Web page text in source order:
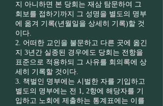
지 아니하면 본 당회는 재삼 탐문하여 그
회보를 접하기까지 그 성명을 별도의 명부
에 옮겨 기록(년월일을 상세히 기록)할 것
이다.
2. 어떠한 교인을 불문하고 다른 곳에 옮긴
지 3년간 실종된 경우에도 당회는 전항을
표준으로 적용하되 그 사유를 회의록에 상
세히 기록할 것이다.
3. 책벌인 명부에는 시벌한 자를 기입하고
별도의 명부에는 전 1, 2항에 해당자를 기
입하고 노회에 제출하는 통계표에는 이를